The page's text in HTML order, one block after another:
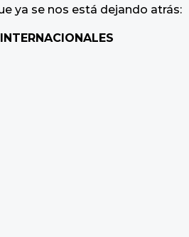
ya se nos está dejando atrás: